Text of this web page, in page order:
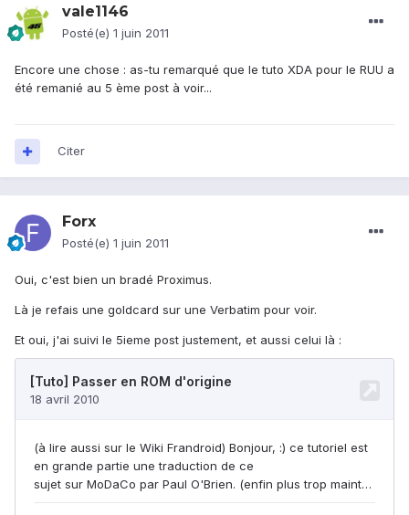
vale1146
Posté(e) 1 juin 2011
Encore une chose : as-tu remarqué que le tuto XDA pour le RUU a
été remanié au 5 ème post à voir...
Citer
Forx
Posté(e) 1 juin 2011
Oui, c'est bien un bradé Proximus.
Là je refais une goldcard sur une Verbatim pour voir.
Et oui, j'ai suivi le 5ieme post justement, et aussi celui là :